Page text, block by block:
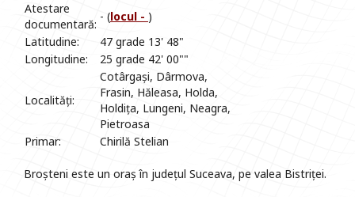
Atestare
documentară:
- (locul - )
Latitudine:
47 grade 13' 48"
Longitudine:
25 grade 42' 00""
Localități:
Cotârgași, Dârmova,
Frasin, Hăleasa, Holda,
Holdița, Lungeni, Neagra,
Pietroasa
Primar:
Chirilă Stelian
Broșteni este un oraș în județul Suceava, pe valea Bistriței.